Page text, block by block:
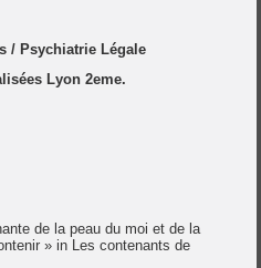
/ Psychiatrie Légale
Lyon 2eme.
de la peau du moi et de la
» in Les contenants de